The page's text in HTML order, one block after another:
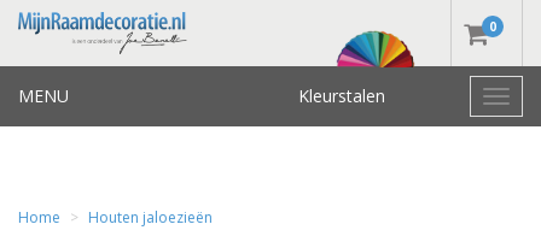
0
MENU Kleurstalen
Home
Houten jaloezieën